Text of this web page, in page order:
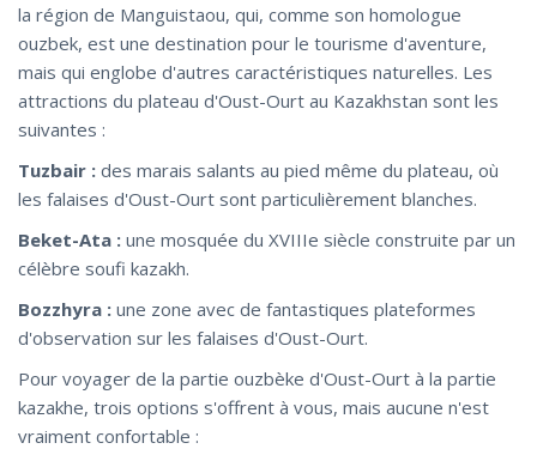
la région de Manguistaou, qui, comme son homologue
ouzbek, est une destination pour le tourisme d'aventure,
mais qui englobe d'autres caractéristiques naturelles. Les
attractions du plateau d'Oust-Ourt au Kazakhstan sont les
suivantes :
Tuzbair : des marais salants au pied même du plateau, où
les falaises d'Oust-Ourt sont particulièrement blanches.
Beket-Ata : une mosquée du XVIIIe siècle construite par un
célèbre soufi kazakh.
Bozzhyra : une zone avec de fantastiques plateformes
d'observation sur les falaises d'Oust-Ourt.
Pour voyager de la partie ouzbèke d'Oust-Ourt à la partie
kazakhe, trois options s'offrent à vous, mais aucune n'est
vraiment confortable :